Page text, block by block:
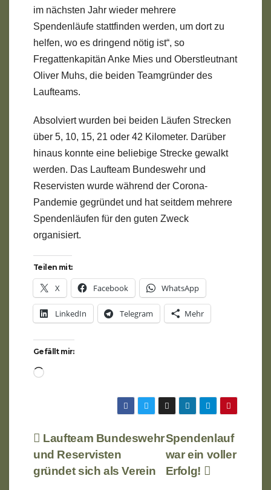
im nächsten Jahr wieder mehrere
Spendenläufe stattfinden werden, um dort zu
helfen, wo es dringend nötig ist“, so
Fregattenkapitän Anke Mies und Oberstleutnant
Oliver Muhs, die beiden Teamgründer des
Laufteams.
Absolviert wurden bei beiden Läufen Strecken
über 5, 10, 15, 21 oder 42 Kilometer. Darüber
hinaus konnte eine beliebige Strecke gewalkt
werden. Das Laufteam Bundeswehr und
Reservisten wurde während der Corona-
Pandemie gegründet und hat seitdem mehrere
Spendenläufen für den guten Zweck
organisiert.
Teilen mit:
X Facebook WhatsApp
LinkedIn Telegram Mehr
Gefällt mir:
Wird
Beitragsnavigation
Spendenlauf
war ein voller
Erfolg!
Laufteam Bundeswehr
und Reservisten
gründet sich als Verein